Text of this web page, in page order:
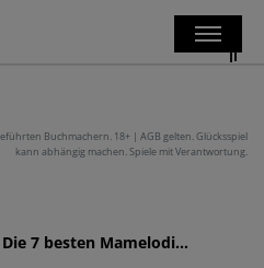
Buchmachern. 18+ | AGB gelten. Glücksspiel
kann abhängig machen. Spiele mit Verantwortung.
Die 7 besten Mamelodi…